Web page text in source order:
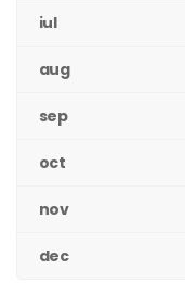
iul
aug
sep
oct
nov
dec